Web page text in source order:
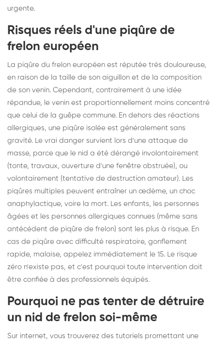
urgente.
Risques réels d'une piqûre de
frelon européen
La piqûre du frelon européen est réputée très douloureuse,
en raison de la taille de son aiguillon et de la composition
de son venin. Cependant, contrairement à une idée
répandue, le venin est proportionnellement moins concentré
que celui de la guêpe commune. En dehors des réactions
allergiques, une piqûre isolée est généralement sans
gravité. Le vrai danger survient lors d'une attaque de
masse, parce que le nid a été dérangé involontairement
(tonte, travaux, ouverture d'une fenêtre obstruée), ou
volontairement (tentative de destruction amateur). Les
piqûres multiples peuvent entraîner un œdème, un choc
anaphylactique, voire la mort. Les enfants, les personnes
âgées et les personnes allergiques connues (même sans
antécédent de piqûre de frelon) sont les plus à risque. En
cas de piqûre avec difficulté respiratoire, gonflement
rapide, malaise, appelez immédiatement le 15. Le risque
zéro n'existe pas, et c'est pourquoi toute intervention doit
être confiée à des professionnels équipés.
Pourquoi ne pas tenter de détruire
un nid de frelon soi-même
Sur internet, vous trouverez des tutoriels promettant une